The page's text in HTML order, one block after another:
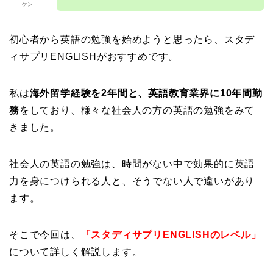
ケン
初心者から英語の勉強を始めようと思ったら、スタデ
ィサプリENGLISHがおすすめです。
私は海外留学経験を2年間と、英語教育業界に10年間勤
務をしており、様々な社会人の方の英語の勉強をみて
きました。
社会人の英語の勉強は、時間がない中で効果的に英語
力を身につけられる人と、そうでない人で違いがあり
ます。
そこで今回は、
「スタディサプリENGLISHのレベル」
について詳しく解説します。